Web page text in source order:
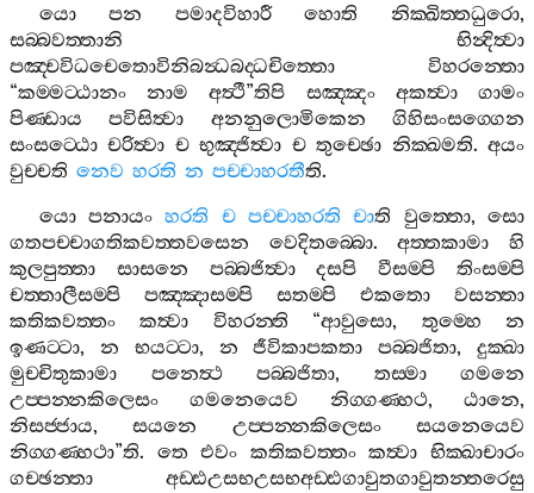
යො
පන පමාදවිහාරී හොති නික‍්ඛිත‍්තධුරො,
සබ‍්බවත‍්තානි
භින්‍දිත්‍වා
පඤ‍්චවිධචෙතොවිනිබන්‍ධබද‍්ධචිත‍්තො
විහරන‍්තො
“කම‍්මට‍්ඨානං නාම අත්‍ථී”තිපි සඤ‍්ඤං අකත්‍වා
ගාමං
පිණ‍්ඩාය
පවිසිත්‍වා අනනුලොමිකෙන
ගිහිසංසග‍්ගෙන
සංසට‍්ඨො චරිත්‍වා ච භුඤ‍්ජිත්‍වා ච තුච‍්ඡො නික‍්ඛමති.අයං
වුච‍්චති නෙව හරති න පච‍්චාහරතීති.
යො පනායං හරති ච පච‍්චාහරති චාති වුත‍්තො,සො
ගතපච‍්චාගතිකවත‍්තවසෙන
වෙදිතබ‍්බො.අත‍්තකාමා
හි
කුලපුත‍්තා
සාසනෙ පබ‍්බජිත්‍වා දසපි වීසම‍්පි
තිංසම‍්පි
චත‍්තාලීසම‍්පි
පඤ‍්ඤාසම‍්පි සතම‍්පි එකතො
වසන‍්තා
කතිකවත‍්තං
කත්‍වා විහරන‍්ති “ආවුසො, තුම‍්හෙ
න
ඉණට‍්ටා, න භයට‍්ටා, න ජීවිකාපකතා පබ‍්බජිතා,දුක‍්ඛා
මුච‍්චිතුකාමා
පනෙත්‍ථ පබ‍්බජිතා, තස‍්මා
ගමනෙ
උප‍්පන‍්නකිලෙසං
ගමනෙයෙව නිග‍්ගණ‍්හථ,ඨානෙ,
නිසජ‍්ජාය,සයනෙ උප‍්පන‍්නකිලෙසං
සයනෙයෙව
නිග‍්ගණ‍්හථා”ති. තෙ එවං කතිකවත‍්තං කත්‍වා භික‍්ඛාචාරං
ගච‍්ඡන‍්තා
අඩ‍්ඪඋසභඋසභඅඩ‍්ඪගාවුතගාවුතන‍්තරෙසු